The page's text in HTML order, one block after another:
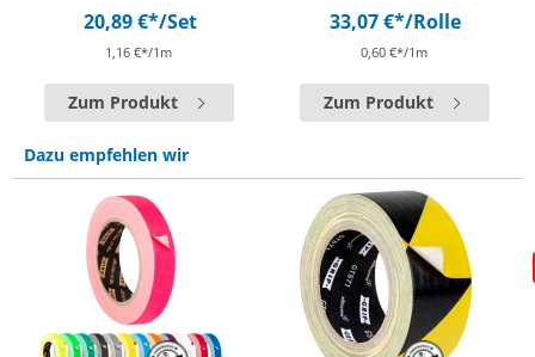
20,89 €*/Set
1,16 €*/1m
Zum Produkt
33,07 €*/Rolle
0,60 €*/1m
Zum Produkt
Dazu empfehlen wir